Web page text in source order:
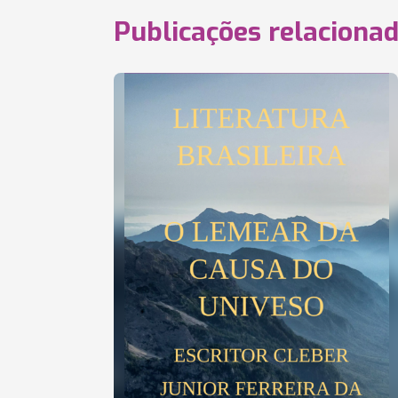
Publicações